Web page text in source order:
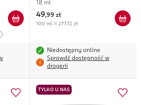
regenerujący
18 ml
49,99 zł
100 ml = 277,72 zł
Niedostępny online
Sprawdź dostępność w
drogerii
TYLKO U NAS